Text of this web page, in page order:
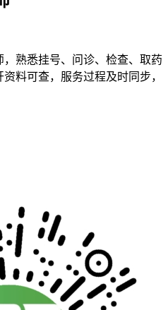
熟悉挂号、问诊、检查、取药
料可查，服务过程及时同步，